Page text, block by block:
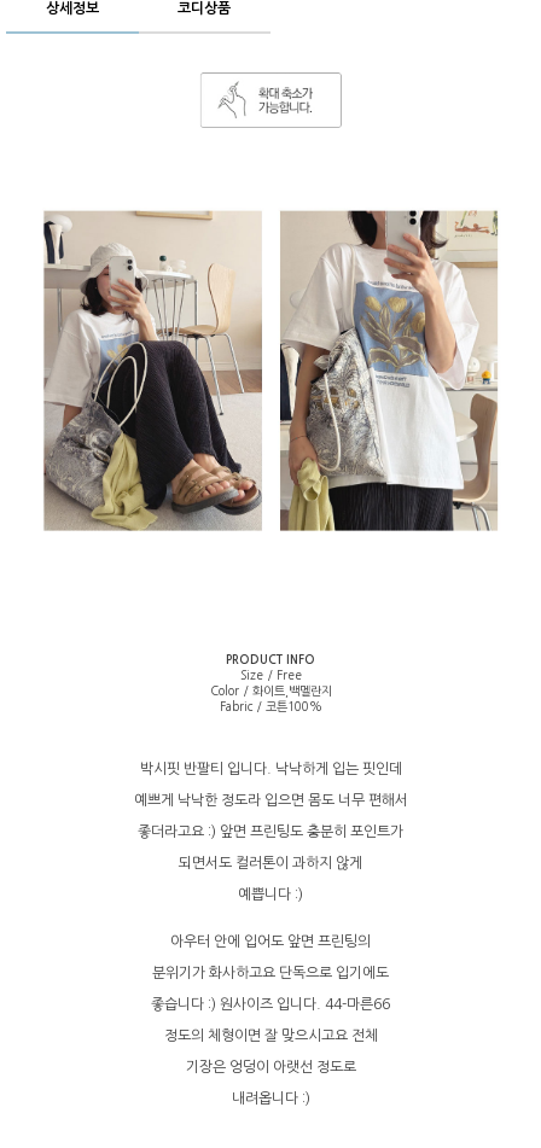
상세정보 코디상품
PRODUCT INFO
Size / Free
Color / 화이트,백멜란지
Fabric / 코튼100%
박시핏 반팔티 입니다. 낙낙하게 입는 핏인데
예쁘게 낙낙한 정도라 입으면 몸도 너무 편해서
좋더라고요 :) 앞면 프린팅도 충분히 포인트가
되면서도 컬러톤이 과하지 않게
예쁩니다 :)
아우터 안에 입어도 앞면 프린팅의
분위기가 화사하고요 단독으로 입기에도
좋습니다 :) 원사이즈 입니다. 44-마른66
정도의 체형이면 잘 맞으시고요 전체
기장은 엉덩이 아랫선 정도로
내려옵니다 :)